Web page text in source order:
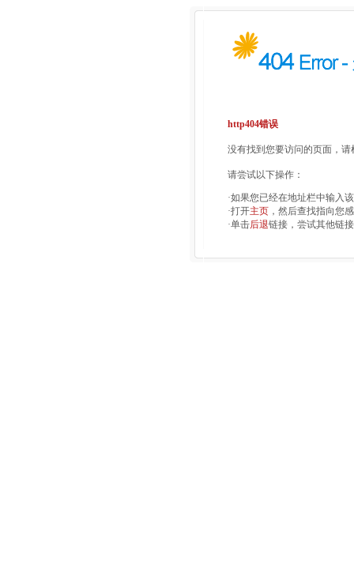
http404错误
没有找到您要访问的页面，
请尝试以下操作：
·如果您已经在地址栏中输入
·打开主页 ，然后查找指向您
·单击后退链接，尝试其他链